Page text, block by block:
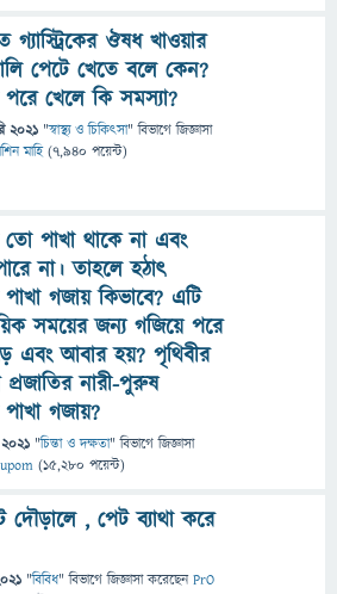
গ্যাস্ট্রিকের ঔষধ খাওয়ার
পেটে খেতে বলে কেন?
পরে খেলে কি সমস্যা?
2021 "স্বাস্থ্য ও চিকিৎসা" বিভাগে জিজ্ঞাসা
মাহি (7,940 পয়েন্ট)
তো পাখা থাকে না এবং
না। তাহলে হঠাৎ
গজায় কিভাবে? এটি
সময়ের জন্য গজিয়ে পরে
এবং আবার হয়? পৃথিবীর
প্রজাতির নারী-পুরুষ
গজায়?
"চিন্তা ও দক্ষতা" বিভাগে জিজ্ঞাসা
(15,280 পয়েন্ট)
দৌড়ালে , পেট ব্যাথা করে
"বিবিধ" বিভাগে জিজ্ঞাসাকরেছেনPrO